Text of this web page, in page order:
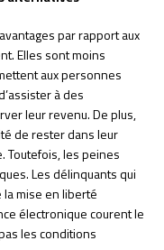
par rapport aux
Elles sont moins
aux personnes
à des
leur revenu. De plus,
de rester dans leur
Toutefois, les peines
Les délinquants qui
mise en liberté
électronique courent le
les conditions